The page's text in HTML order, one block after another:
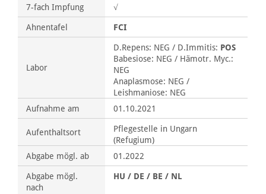
7-fach Impfung
√
Ahnentafel
FCI
Labor
D.Repens: NEG / D.Immitis: POS
Babesiose: NEG / Hämotr. Myc.:
NEG
Anaplasmose: NEG /
Leishmaniose: NEG
Aufnahme am
01.10.2021
Aufenthaltsort
Pflegestelle in Ungarn
(Refugium)
Abgabe mögl. ab
01.2022
Abgabe mögl.
nach
HU / DE / BE / NL